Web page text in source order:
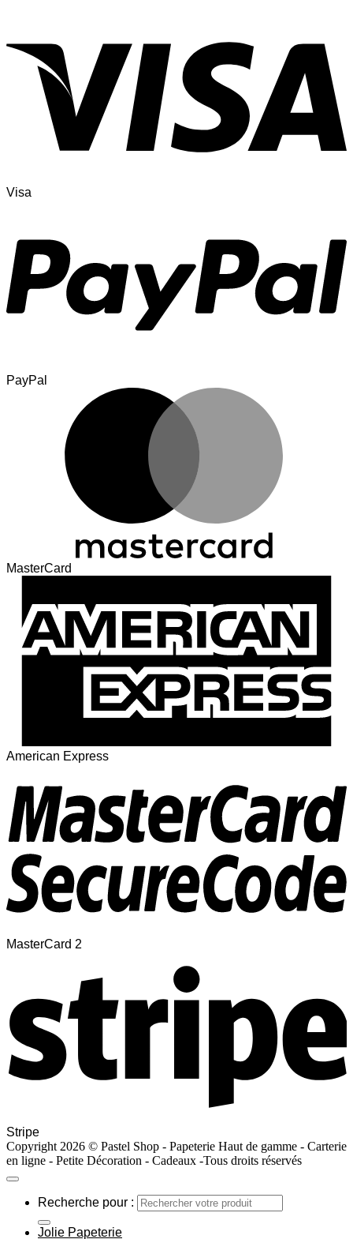
Visa
PayPal
MasterCard
American Express
MasterCard 2
Stripe
Copyright 2026 © Pastel Shop - Papeterie Haut de gamme - Carterie
en ligne - Petite Décoration - Cadeaux -Tous droits réservés
Recherche pour :
Jolie Papeterie